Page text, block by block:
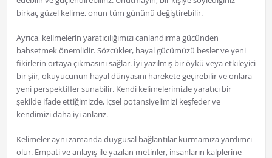
birkaç güzel kelime, onun tüm gününü değiştirebilir.
Ayrıca, kelimelerin yaratıcılığımızı canlandırma gücünden
bahsetmek önemlidir. Sözcükler, hayal gücümüzü besler ve yeni
fikirlerin ortaya çıkmasını sağlar. İyi yazılmış bir öykü veya etkileyici
bir şiir, okuyucunun hayal dünyasını harekete geçirebilir ve onlara
yeni perspektifler sunabilir. Kendi kelimelerimizle yaratıcı bir
şekilde ifade ettiğimizde, içsel potansiyelimizi keşfeder ve
kendimizi daha iyi anlarız.
Kelimeler aynı zamanda duygusal bağlantılar kurmamıza yardımcı
olur. Empati ve anlayış ile yazılan metinler, insanların kalplerine